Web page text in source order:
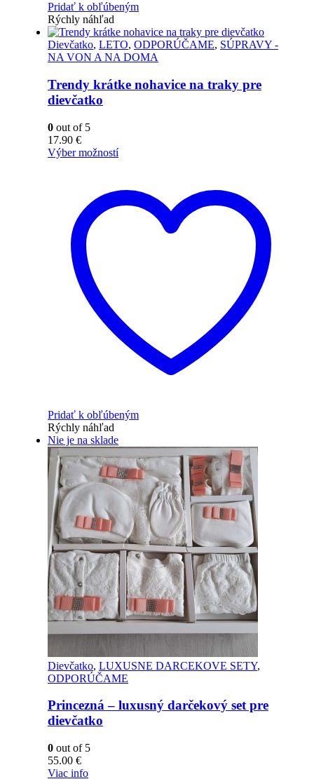
Pridať k obľúbeným
Rýchly náhľad
Dievčatko, LETO, ODPORÚČAME, SÚPRAVY -
NA VON A NA DOMA
Trendy krátke nohavice na traky pre
dievčatko
0 out of 5
17.90 €
Výber možností
Pridať k obľúbeným
Rýchly náhľad
Nie je na sklade
Dievčatko, LUXUSNE DARCEKOVE SETY,
ODPORÚČAME
Princezná – luxusný darčekový set pre
dievčatko
0 out of 5
55.00 €
Viac info